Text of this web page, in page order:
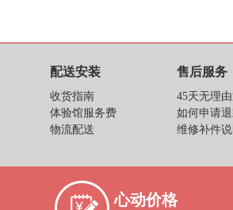
配送安装
收货指南
体验馆服务费
物流配送
售后服务
45天无理
如何申请
维修补件
心动价格